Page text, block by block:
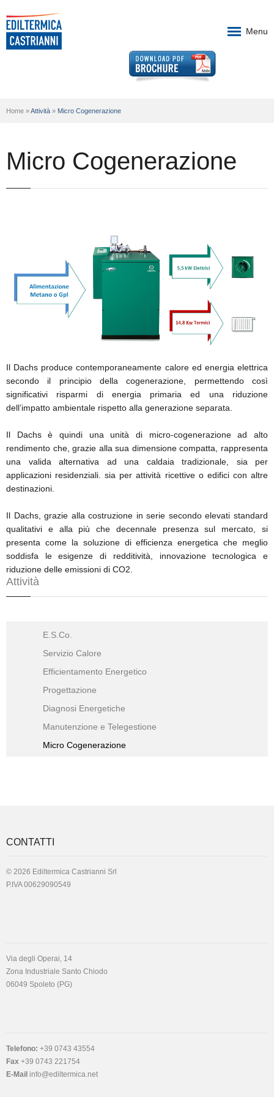
Menu
Realizzazioni
Home »Attività » Micro Cogenerazione
Micro Cogenerazione
Il Dachs produce contemporaneamente calore ed energia elettrica
secondo il principio della cogenerazione, permettendo così
significativi risparmi di energia primaria ed una riduzione
dell’impatto ambientale rispetto alla generazione separata.
Il Dachs è quindi una unità di micro-cogenerazione ad alto
rendimento che, grazie alla sua dimensione compatta, rappresenta
una valida alternativa ad una caldaia tradizionale, sia per
applicazioni residenziali. sia per attività ricettive o edifici con altre
destinazioni.
Il Dachs, grazie alla costruzione in serie secondo elevati standard
qualitativi e alla più che decennale presenza sul mercato, si
presenta come la soluzione di efficienza energetica che meglio
soddisfa le esigenze di redditività, innovazione tecnologica e
riduzione delle emissioni di CO2.
Attività
E.S.Co.
Servizio Calore
Efficientamento Energetico
Progettazione
Diagnosi Energetiche
Manutenzione e Telegestione
Micro Cogenerazione
CONTATTI
© 2026 Ediltermica Castrianni Srl
P.IVA 00629090549
Via degli Operai, 14
Zona Industriale Santo Chiodo
06049 Spoleto (PG)
Telefono: +39 0743 43554
Fax +39 0743 221754
E-Mail info@ediltermica.net